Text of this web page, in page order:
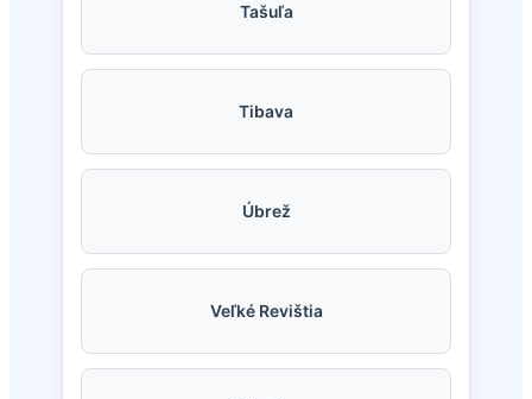
Tašuľa
Tibava
Úbrež
Veľké Revištia